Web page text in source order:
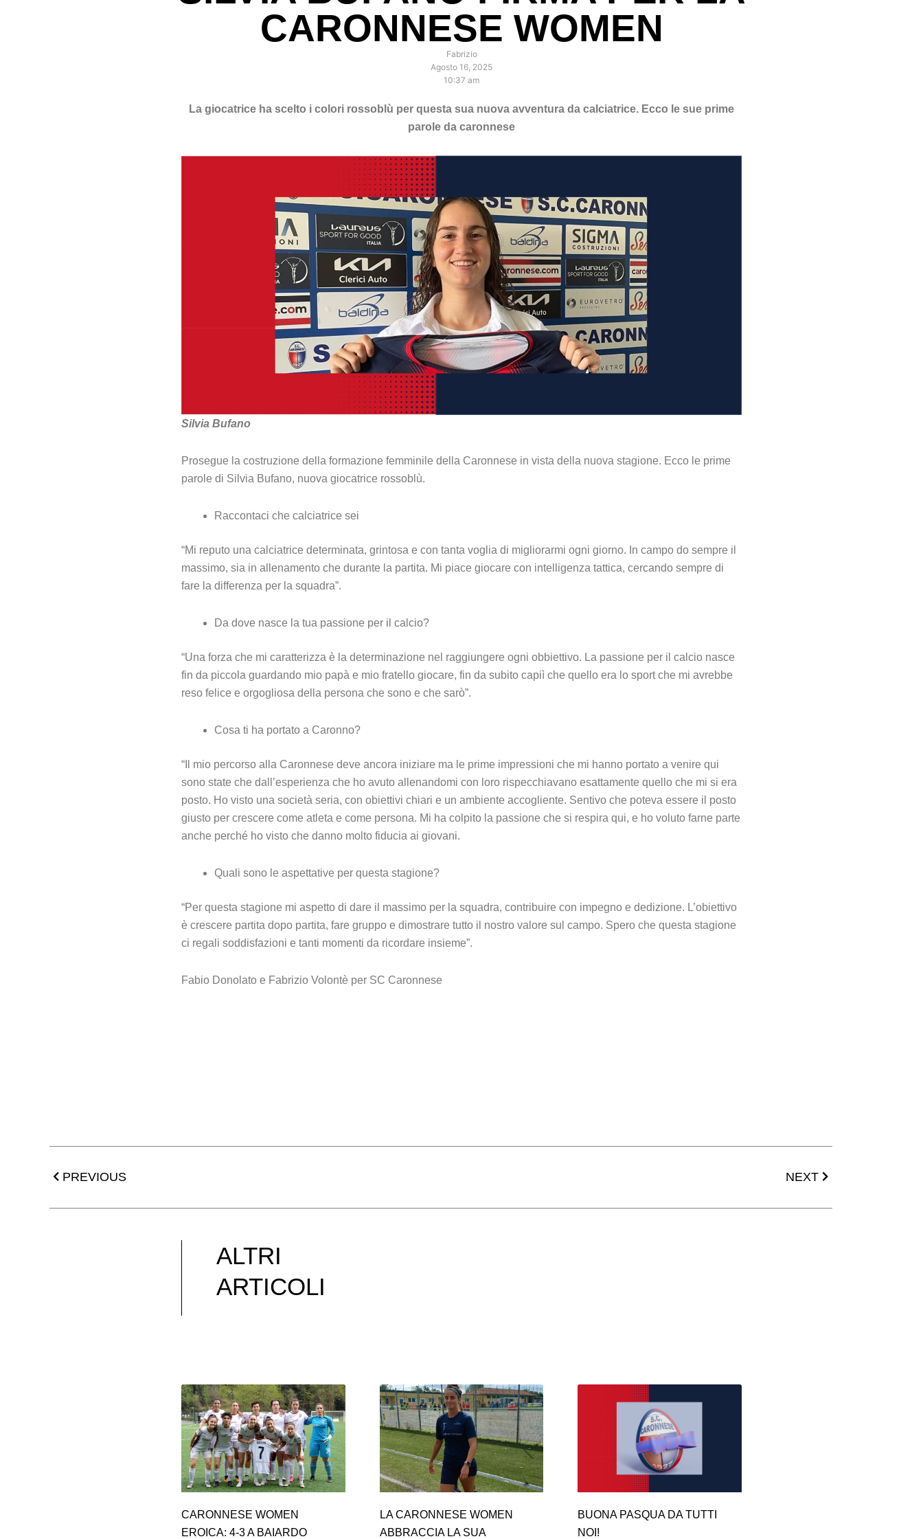
CARONNESE WOMEN
Fabrizio
Agosto 16, 2025
10:37 am
La giocatrice ha scelto i colori rossoblù per questa sua nuova avventura da calciatrice. Ecco le sue prime
parole da caronnese
Silvia Bufano
Prosegue la costruzione della formazione femminile della Caronnese in vista della nuova stagione. Ecco le prime
parole di Silvia Bufano, nuova giocatrice rossoblù.
Raccontaci che calciatrice sei
“Mi reputo una calciatrice determinata, grintosa e con tanta voglia di migliorarmi ogni giorno. In campo do sempre il
massimo, sia in allenamento che durante la partita. Mi piace giocare con intelligenza tattica, cercando sempre di
fare la differenza per la squadra”.
Da dove nasce la tua passione per il calcio?
“Una forza che mi caratterizza è la determinazione nel raggiungere ogni obbiettivo. La passione per il calcio nasce
fin da piccola guardando mio papà e mio fratello giocare, fin da subito capiì che quello era lo sport che mi avrebbe
reso felice e orgogliosa della persona che sono e che sarò”.
Cosa ti ha portato a Caronno?
“Il mio percorso alla Caronnese deve ancora iniziare ma le prime impressioni che mi hanno portato a venire qui
sono state che dall’esperienza che ho avuto allenandomi con loro rispecchiavano esattamente quello che mi si era
posto. Ho visto una società seria, con obiettivi chiari e un ambiente accogliente. Sentivo che poteva essere il posto
giusto per crescere come atleta e come persona. Mi ha colpito la passione che si respira qui, e ho voluto farne parte
anche perché ho visto che danno molto fiducia ai giovani.
Quali sono le aspettative per questa stagione?
“Per questa stagione mi aspetto di dare il massimo per la squadra, contribuire con impegno e dedizione. L’obiettivo
è crescere partita dopo partita, fare gruppo e dimostrare tutto il nostro valore sul campo. Spero che questa stagione
ci regali soddisfazioni e tanti momenti da ricordare insieme”.
Fabio Donolato e Fabrizio Volontè per SC Caronnese
PREVIOUS NEXT
ALTRI
ARTICOLI
CARONNESE WOMEN
EROICA: 4-3 A BAIARDO
LA CARONNESE WOMEN
ABBRACCIA LA SUA
BUONA PASQUA DA TUTTI
NOI!